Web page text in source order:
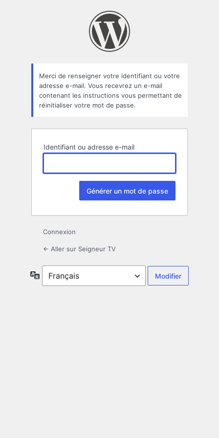
oublié
Merci de renseigner votre identifiant ou votre
adresse e-mail. Vous recevrez un e-mail
contenant les instructions vous permettant de
réinitialiser votre mot de passe.
Identifiant ou adresse e-mail
Connexion
← Aller sur Seigneur TV
Langue